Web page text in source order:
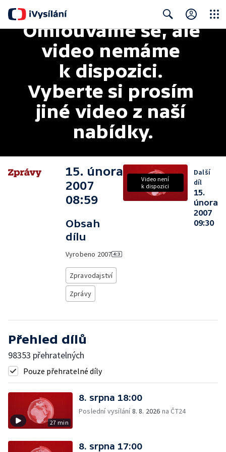
Search
Omlouváme se, ale
video nemáme
k dispozici.
Vyberte si prosím
jiné video z naší
nabídky.
15. února
2007
08:59
Obsah
dílu
Vyrobeno 2007
Zpravodajství
Zprávy
Video není
k dispozici
Další
díl
15.
února
2007
09:30
Přehled dílů
98353 přehratelných
Pouze přehratelné díly
27 min
8. srpna 18:00
Poslední vysílání8. 8. 2026 na ČT24
8. srpna 17:00